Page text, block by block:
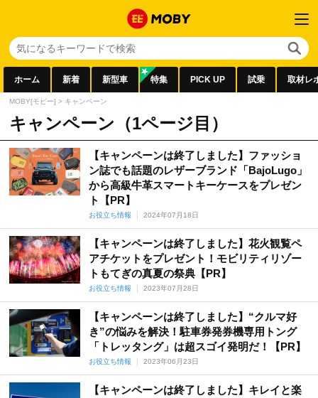
ホーム 新着 新型車 特集 PICK UP 試乗 取材レ
MOBY[モビー] > キャンペーン
キャンペーン（1ページ目）
【キャンペーンは終了しました】ファッショ
ン誌でも話題のレザーブランド「BajoLugo」
から高級牛革スマートキーケースをプレゼン
ト【PR】
お役立ち情報 2024年07月18日
【キャンペーンは終了しました】花火観覧ペ
アチケットをプレゼント！モビリティリゾー
トもてぎの真夏の祭典【PR】
お役立ち情報 2023年07月28日
【キャンペーンは終了しました】“クルマ好
き”の悩みを解決！駐車券発券機専用トング
「トレッタング」は超スゴイ発明だ！【PR】
お役立ち情報 2023年06月23日
【キャンペーンは終了しました】キレイと楽